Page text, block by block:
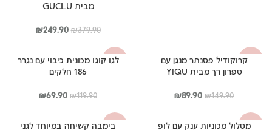
מבית GUCLU
₪379.90
המחיר
₪379.90.
₪249.90
המחיר
₪249.90.
-40%קרוקודיל פסנתר מנגן עם
ספרון רך מבית YIQU
₪149.90
המחיר
₪149.90.
₪89.90
המחיר
₪89.90.
-42%
לגו קוגו מכונית כיבוי עם נגרר
186 חלקים
₪119.90
המחיר
₪119.90.
₪69.90
המחיר
₪69.90.
-47%
מסלול מכוניות ענק עם לופ
-48%
בימבה קשיחה במיוחד לגני